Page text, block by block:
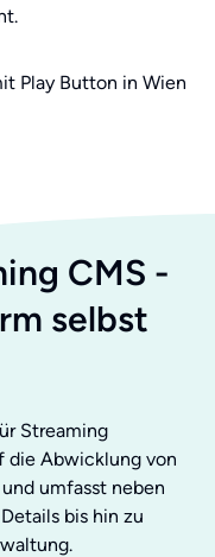
CMS -
selbst
Streaming
die Abwicklung von
umfasst neben
bis hin zu